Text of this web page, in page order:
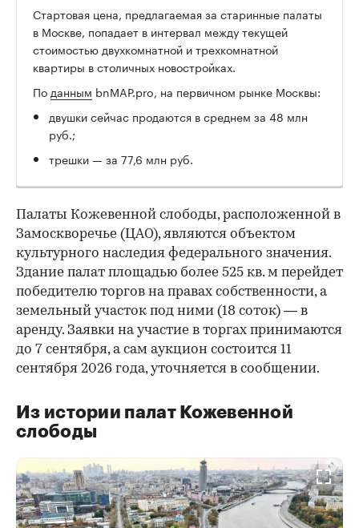
Стартовая цена, предлагаемая за старинные палаты
в Москве, попадает в интервал между текущей
стоимостью двухкомнатной и трехкомнатной
квартиры в столичных новостройках.
По данным bnMAP.pro, на первичном рынке Москвы:
двушки сейчас продаются в среднем за 48 млн
руб.;
трешки — за 77,6 млн руб.
Палаты Кожевенной слободы, расположенной в
Замоскворечье (ЦАО), являются объектом
культурного наследия федерального значения.
Здание палат площадью более 525 кв. м перейдет
победителю торгов на правах собственности, а
земельный участок под ними (18 соток) — в
аренду. Заявки на участие в торгах принимаются
до 7 сентября, а сам аукцион состоится 11
сентября 2026 года, уточняется в сообщении.
Из истории палат Кожевенной
слободы